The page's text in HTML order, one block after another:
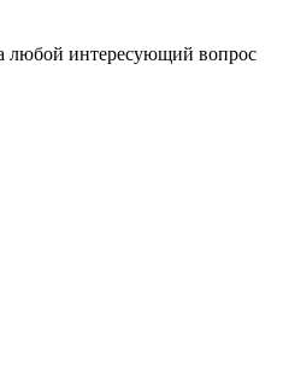
любой интересующий вопрос